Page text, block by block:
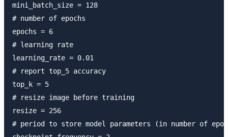
mini_batch_size = 128
# number of epochs
epochs = 6
# learning rate
learning_rate = 0.01
# report top_5 accuracy
top_k = 5
# resize image before training
resize = 256
# period to store model parameters (in number of